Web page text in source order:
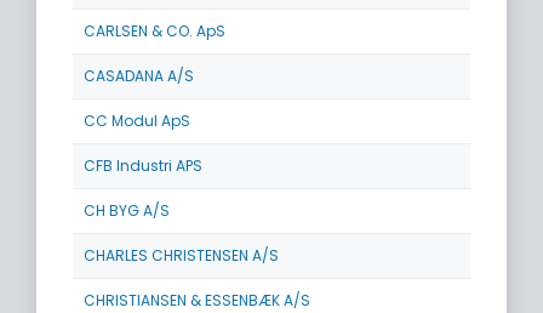
CARLSEN & CO. ApS
CASADANA A/S
CC Modul ApS
CFB Industri APS
CH BYG A/S
CHARLES CHRISTENSEN A/S
CHRISTIANSEN & ESSENBÆK A/S